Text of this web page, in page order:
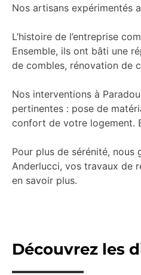
Nos artisans expérimentés
L’histoire de l’entreprise
Ensemble, ils ont bâti une
de combles, rénovation de
Nos interventions à
pertinentes : pose de
confort de votre logement.
Pour plus de sérénité, nous
Anderlucci, vos travaux de
en savoir plus.
Découvrez les